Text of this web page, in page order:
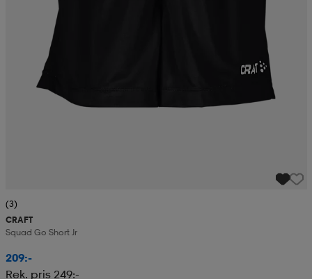
(3)
CRAFT
Squad Go Short Jr
209:-
Rek. pris 249:-